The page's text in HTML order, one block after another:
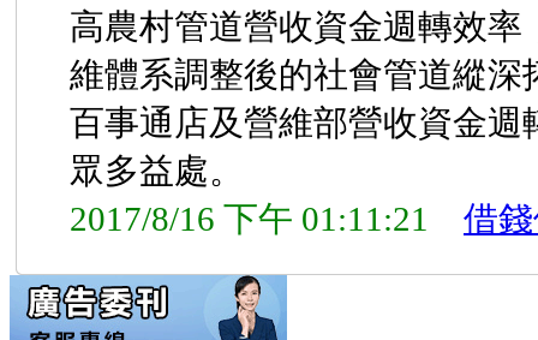
高農村管道營收資金週轉效
維體系調整後的社會管道縱深
百事通店及營維部營收資金週
眾多益處。
2017/8/16 下午 01:11:21
借